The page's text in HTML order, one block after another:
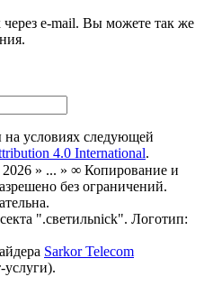
e-mail. Вы можете так же
на условиях следующей
4.0 International.
2026 » ... » ∞ Копирование и
без ограничений.
".светильnick". Логотип:
Sarkor Telecom
услуги).